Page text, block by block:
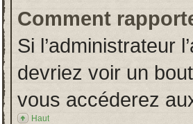
Comment
Si l’administrateur
devriez voir un
vous accéderez
Haut